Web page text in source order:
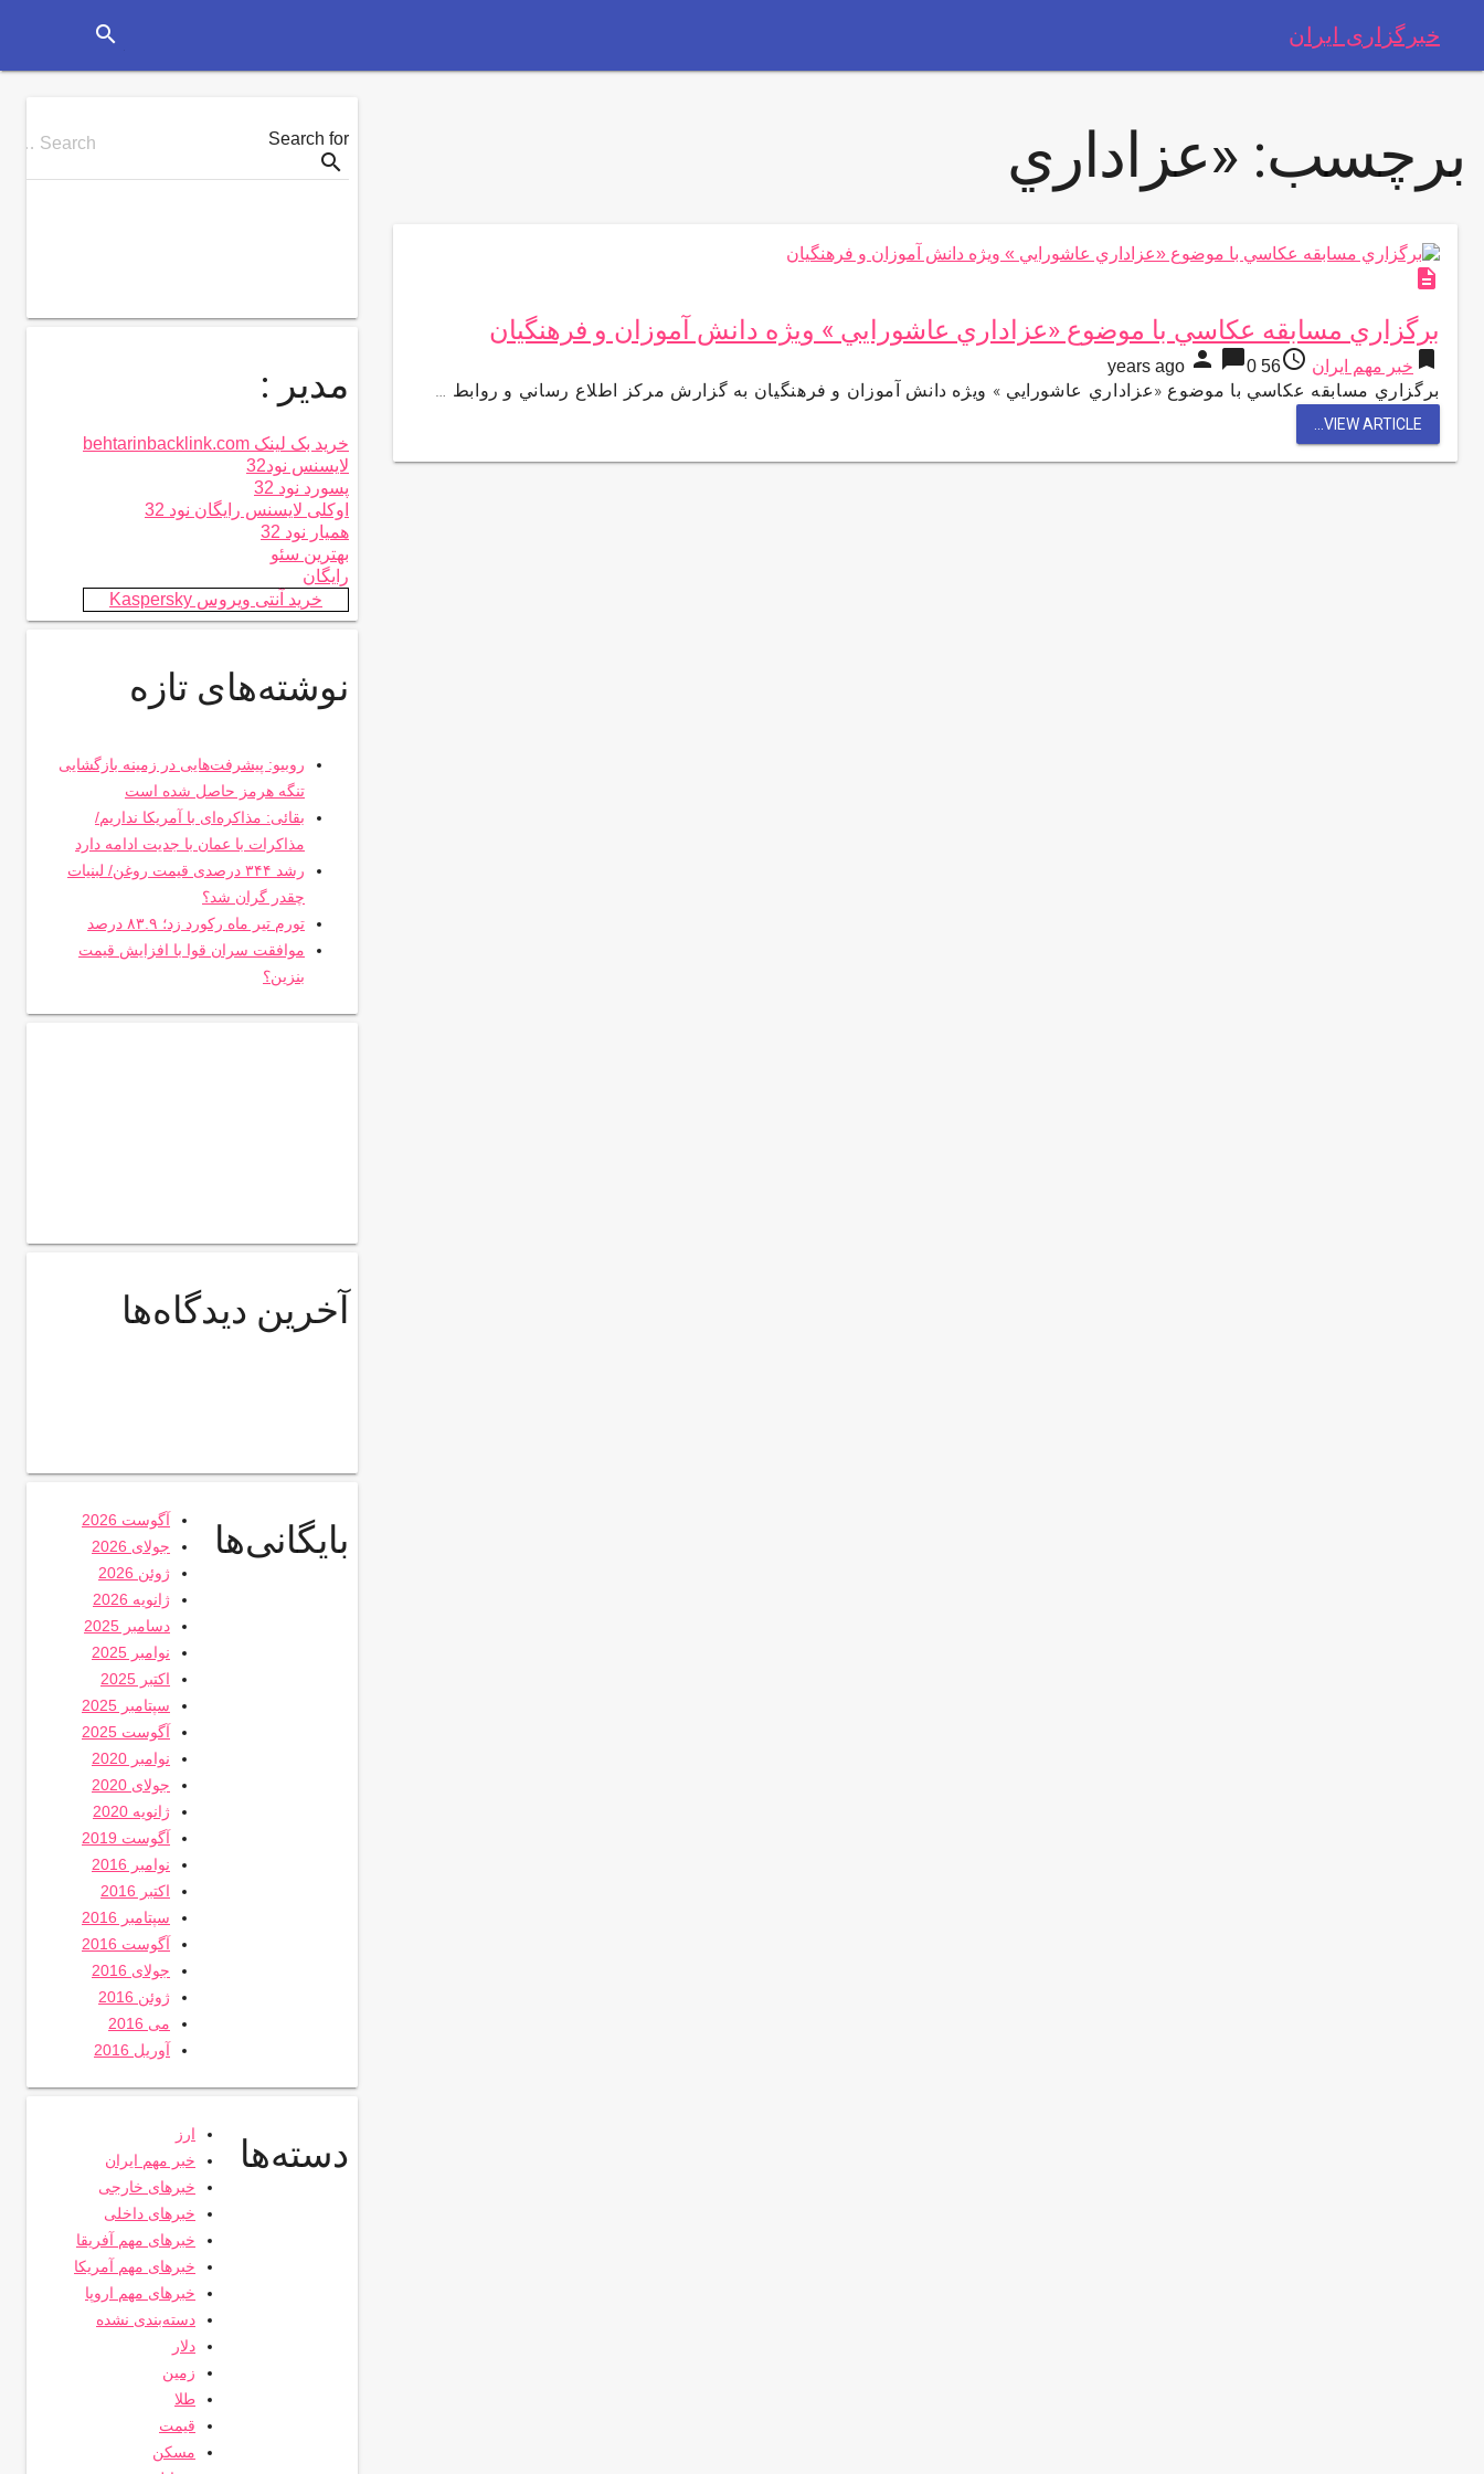
خبرگزاری ایران search
برچسب:«عزاداري
description
برگزاري مسابقه عكاسي با موضوع «عزاداري عاشورايي » ويژه دانش آموزان و فرهنگيان
bookmark خبر مهم ایران access_time
56 years ago
person chat_bubble0
برگزاري مسابقه عكاسي با موضوع «عزاداري عاشورايي » ويژه دانش آموزان و فرهنگيان به گزارش مركز اطلاع رساني و روابط …
VIEW ARTICLE...
Search for
Search …
search
مدیر :
خرید بک لینک behtarinbacklink.com
لایسنس نود32
پسورد نود 32
اوکلی لایسنس رایگان نود 32
همیار نود 32
بهترین سئو
رایگان
خرید آنتی ویروس Kaspersky
نوشته‌های تازه
روبیو: پیشرفت‌هایی در زمینه بازگشایی
تنگه هرمز حاصل شده است
بقائی: مذاکره‌ای با آمریکا نداریم/
مذاکرات با عمان با جدیت ادامه دارد
رشد ۳۴۴ درصدی قیمت روغن/ لبنیات
چقدر گران شد؟
تورم تیر ماه رکورد زد؛ ۸۳.۹ درصد
موافقت سران قوا با افزایش قیمت
بنزین؟
آخرین دیدگاه‌ها
بایگانی‌ها
آگوست 2026
جولای 2026
ژوئن 2026
ژانویه 2026
دسامبر 2025
نوامبر 2025
اکتبر 2025
سپتامبر 2025
آگوست 2025
نوامبر 2020
جولای 2020
ژانویه 2020
آگوست 2019
نوامبر 2016
اکتبر 2016
سپتامبر 2016
آگوست 2016
جولای 2016
ژوئن 2016
می 2016
آوریل 2016
دسته‌ها
ارز
خبر مهم ایران
خبرهای خارجی
خبرهای داخلی
خبرهای مهم آفریقا
خبرهای مهم آمریکا
خبرهای مهم اروپا
دسته‌بندی نشده
دلار
زمین
طلا
قیمت
مسکن